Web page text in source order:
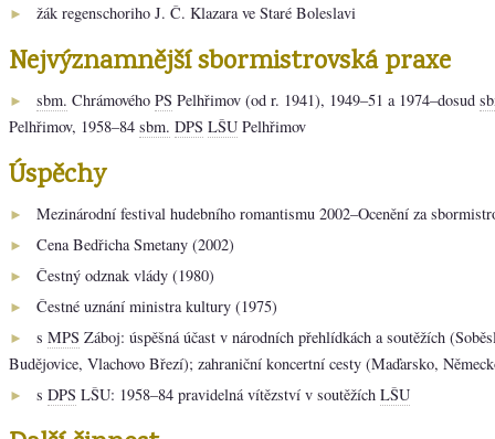
► žák regenschoriho J. Č. Klazara ve Staré Boleslavi
Nejvýznamnější sbormistrovská praxe
► sbm. Chrámového PS Pelhřimov (od r. 1941), 1949–51 a 1974–dosud
Pelhřimov, 1958–84 sbm. DPS LŠU Pelhřimov
Úspěchy
► Mezinárodní festival hudebního romantismu 2002–Ocenění za
► Cena Bedřicha Smetany (2002)
► Čestný odznak vlády (1980)
► Čestné uznání ministra kultury (1975)
► s MPS Záboj: úspěšná účast v národních přehlídkách a soutěžích
Budějovice, Vlachovo Březí); zahraniční koncertní cesty (Maďarsko,
► s DPS LŠU: 1958–84 pravidelná vítězství v soutěžích LŠU